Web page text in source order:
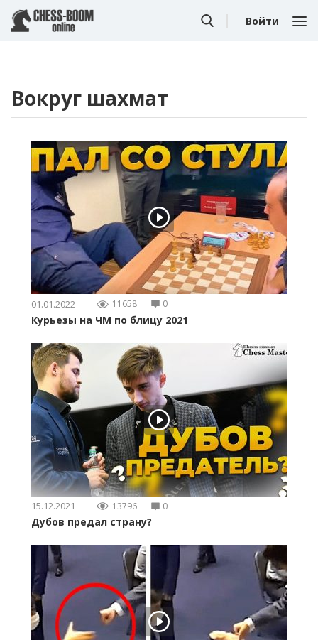
Войти
Вокруг шахмат
01.01.2022 11658 0
Курьезы на ЧМ по блицу 2021
15.12.2021 13796 0
Дубов предал страну?